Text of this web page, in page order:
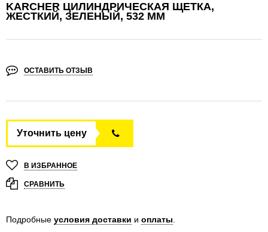
KARCHER ЦИЛИНДРИЧЕСКАЯ ЩЕТКА,
ЖЕСТКИЙ, ЗЕЛЕНЫЙ, 532 MM
ОСТАВИТЬ ОТЗЫВ
Уточнить цену
В ИЗБРАННОЕ
СРАВНИТЬ
Подробные условия доставки и оплаты